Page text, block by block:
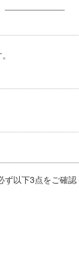
以下3点をご確認